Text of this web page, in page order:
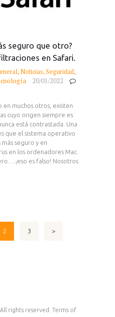
seguro que otro?
en Safari.
,Noticias,Seguridad,
20/01/2022
en muchos otros, existen
cuyo origen siempre es
está contrastada. Una
que el sistema operativo
seguro y en
en los ordenadores Mac.
¡eso es falso! Nosotros
PAGE
2 PAGE
3 >
rights reserved. Terms of